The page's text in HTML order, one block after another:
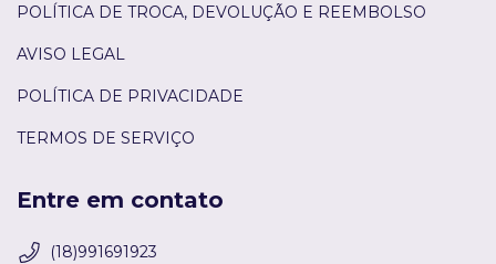
POLÍTICA DE TROCA, DEVOLUÇÃO E REEMBOLSO
AVISO LEGAL
POLÍTICA DE PRIVACIDADE
TERMOS DE SERVIÇO
Entre em contato
(18)991691923